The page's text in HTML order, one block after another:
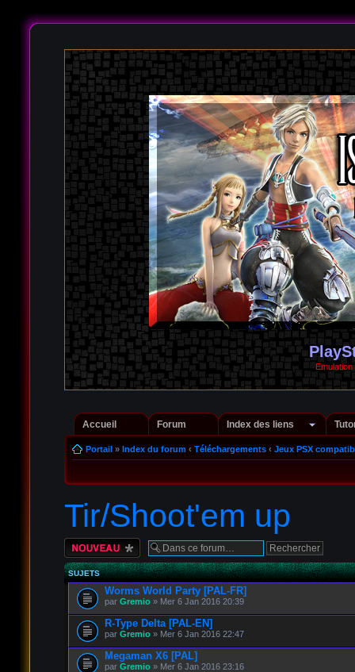
Accueil Forum Index des liens
Portail» Index du forum ‹ Téléchargements ‹ Jeux PSX
Tir/Shoot'em up
Écrire un nouveau
sujet
SUJETS
Worms World Party [PAL-FR]
par Gremio» Mer 6 Jan 2016 20:39
R-Type Delta [PAL-EN]
par Gremio» Mer 6 Jan 2016 22:47
Megaman X6 [PAL]
par Gremio» Mer 6 Jan 2016 23:16